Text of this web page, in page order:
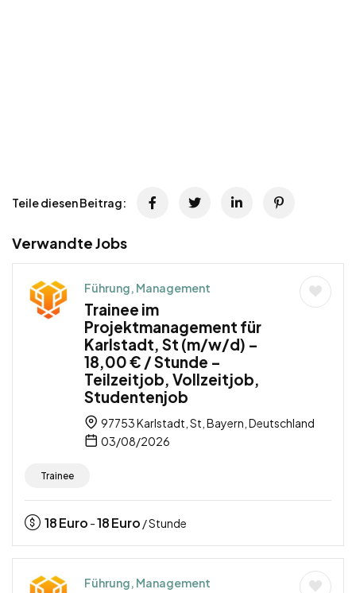
Teile diesen Beitrag:
Verwandte Jobs
Führung, Management
Trainee im
Projektmanagement für
Karlstadt, St (m/w/d) –
18,00 € / Stunde –
Teilzeitjob, Vollzeitjob,
Studentenjob
97753 Karlstadt, St, Bayern, Deutschland
03/08/2026
Trainee
18Euro -18Euro / Stunde
Führung, Management